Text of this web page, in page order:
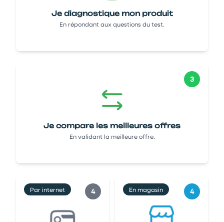
Je diagnostique mon produit
En répondant aux questions du test.
3
Je compare les meilleures offres
En validant la meilleure offre.
Par internet 4 En magasin 4